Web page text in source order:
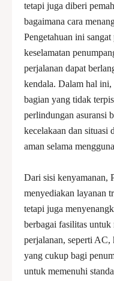
tetapi juga diberi
bagaimana cara
Pengetahuan ini
keselamatan
perjalanan dapat
kendala. Dalam hal ini,
bagian yang tidak
perlindungan asuransi
kecelakaan dan situasi
aman selama
Dari sisi kenyamanan,
menyediakan layanan
tetapi juga
berbagai fasilitas
perjalanan, seperti
yang cukup bagi
untuk memenuhi